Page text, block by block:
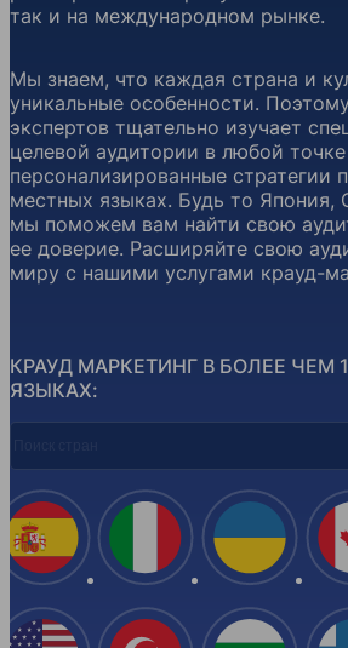
КРАУД МАРКЕТИНГ В БОЛЕЕ ЧЕМ
ЯЗЫКАХ:
так и на международном рынке.
Мы знаем, что каждая страна и
уникальные особенности.
экспертов тщательно изучает
целевой аудитории в любой
персонализированные стратегии
местных языках. Будь то
мы поможем вам найти свою
ее доверие. Расширяйте свою
миру с нашими услугами крауд-
Испания Италия Украина